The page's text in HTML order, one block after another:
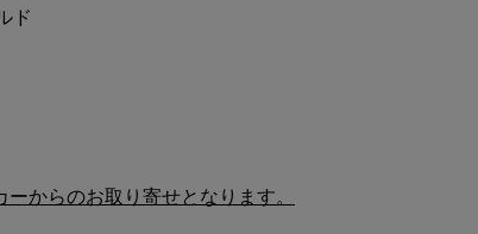
ド
からのお取り寄せとなります。